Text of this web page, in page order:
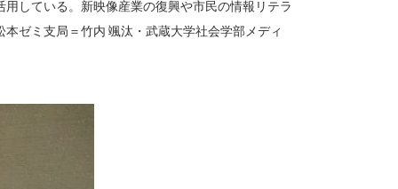
している。新映像産業の復興や市民の情報リテラ
ゼミ支局＝竹内 颯汰・武蔵大学社会学部メディ